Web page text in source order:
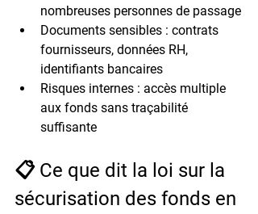
nombreuses personnes de passage
Documents sensibles : contrats
fournisseurs, données RH,
identifiants bancaires
Risques internes : accès multiple
aux fonds sans traçabilité
suffisante
📋 Ce que dit la loi sur la
sécurisation des fonds en